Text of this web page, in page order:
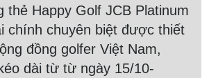
thẻ Happy Golf JCB Platinum
chính chuyên biệt được thiết
đồng golfer Việt Nam,
dài từ từ ngày 15/10-